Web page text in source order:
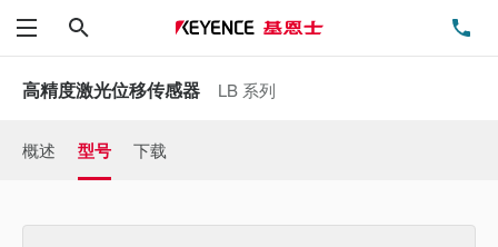
菜单
高精度激光位移传感器 LB 系列
概述 型号 下载